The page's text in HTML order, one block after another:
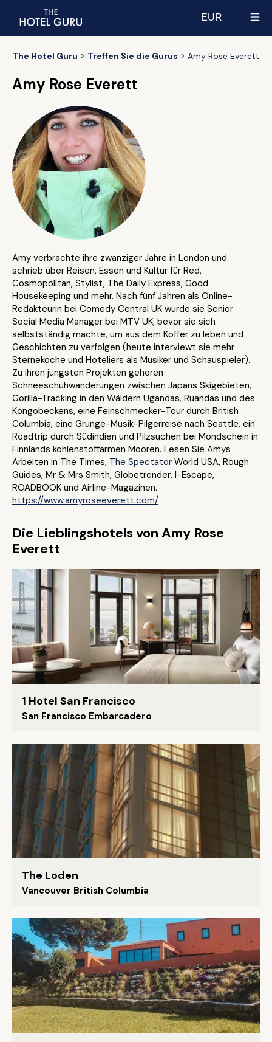
EUR
The Hotel Guru Treffen Sie die Gurus Amy Rose Everett
Amy Rose Everett
Amy verbrachte ihre zwanziger Jahre in London und
schrieb über Reisen, Essen und Kultur für Red,
Cosmopolitan, Stylist, The Daily Express, Good
Housekeeping und mehr. Nach fünf Jahren als Online-
Redakteurin bei Comedy Central UK wurde sie Senior
Social Media Manager bei MTV UK, bevor sie sich
selbstständig machte, um aus dem Koffer zu leben und
Geschichten zu verfolgen (heute interviewt sie mehr
Sterneköche und Hoteliers als Musiker und Schauspieler).
Zu ihren jüngsten Projekten gehören
Schneeschuhwanderungen zwischen Japans Skigebieten,
Gorilla-Tracking in den Wäldern Ugandas, Ruandas und des
Kongobeckens, eine Feinschmecker-Tour durch British
Columbia, eine Grunge-Musik-Pilgerreise nach Seattle, ein
Roadtrip durch Südindien und Pilzsuchen bei Mondschein in
Finnlands kohlenstoffarmen Mooren. Lesen Sie Amys
Arbeiten in The Times, The Spectator World USA, Rough
Guides, Mr & Mrs Smith, Globetrender, I-Escape,
ROADBOOK und Airline-Magazinen.
https://www.amyroseeverett.com/
Die Lieblingshotels von Amy Rose
Everett
1 Hotel San Francisco
San Francisco Embarcadero
The Loden
Vancouver British Columbia